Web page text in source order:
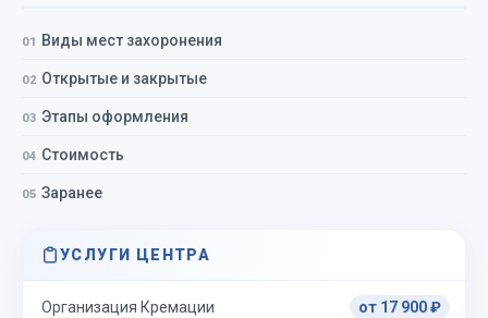
Виды мест захоронения
Открытые и закрытые
Этапы оформления
Стоимость
Заранее
УСЛУГИ ЦЕНТРА
Организация Кремации от 17 900 ₽